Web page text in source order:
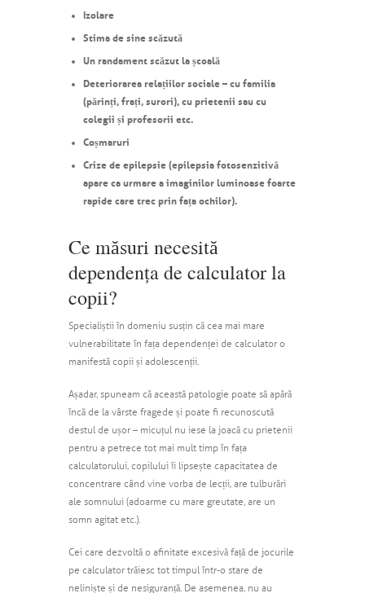
Izolare
Stima de sine scăzută
Un randament scăzut la școală
Deteriorarea relațiilor sociale – cu familia
(părinți, frați, surori), cu prietenii sau cu
colegii și profesorii etc.
Coșmaruri
Crize de epilepsie (epilepsia fotosenzitivă
apare ca urmare a imaginilor luminoase foarte
rapide care trec prin fața ochilor).
Ce măsuri necesită
dependența de calculator la
copii?
Specialiștii în domeniu susțin că cea mai mare
vulnerabilitate în fața dependenței de calculator o
manifestă copii și adolescenții.
Așadar, spuneam că această patologie poate să apără
încă de la vârste fragede și poate fi recunoscută
destul de ușor – micuțul nu iese la joacă cu prietenii
pentru a petrece tot mai mult timp în fața
calculatorului, copilului îi lipsește capacitatea de
concentrare când vine vorba de lecții, are tulburări
ale somnului (adoarme cu mare greutate, are un
somn agitat etc.).
Cei care dezvoltă o afinitate excesivă față de jocurile
pe calculator trăiesc tot timpul într-o stare de
neliniște și de nesiguranță. De asemenea, nu au